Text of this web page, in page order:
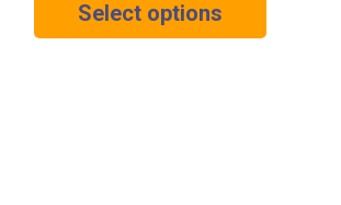
Select options